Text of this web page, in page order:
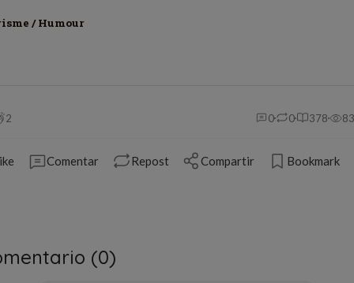
/ Humour
2 0 0 378
Comentar Repost Compartir Bookmark
(0)